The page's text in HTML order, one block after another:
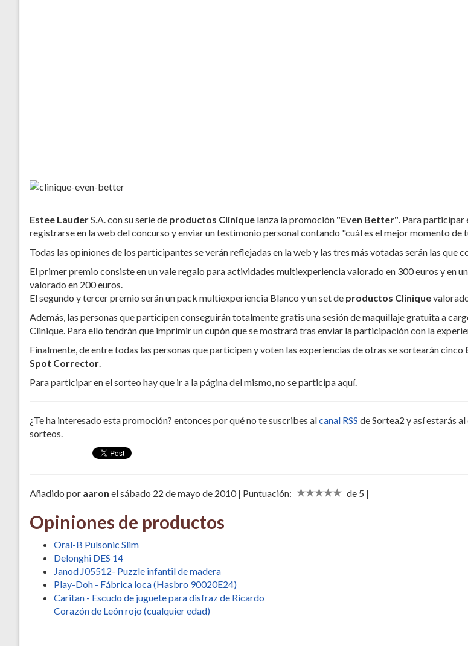
Estee LauderS.A. con su serie de productos Clinique lanza la promoción "Even Better". Para participar
registrarse en la web del concurso y enviar un testimonio personal contando "cuál es el mejor momento de
Todas las opiniones de los participantes se verán reflejadas en la web y las tres más votadas serán las que
El primer premio consiste en un vale regalo para actividades multiexperiencia valorado en 300 euros y en
valorado en 200 euros.
El segundo y tercer premio serán un pack multiexperiencia Blanco y un set de productos Clinique
Además, las personas que participen conseguirán totalmente gratis una sesión de maquillaje gratuita a
Clinique. Para ello tendrán que imprimir un cupón que se mostrará tras enviar la participación con la
Finalmente, de entre todas las personas que participen y voten las experiencias de otras se sortearán cinco
Spot Corrector.
Para participar en el sorteo hay que ir a la página del mismo, no se participa aquí.
¿Te ha interesado esta promoción? entonces por qué no te suscribes alcanal RSS de Sortea2 y así estarás
sorteos.
Añadido por aaron el sábado 22 de mayo de 2010 | Puntuación: de 5 |
Opiniones de productos
Oral-B Pulsonic Slim
Delonghi DES 14
Janod J05512- Puzzle infantil de madera
Play-Doh - Fábrica loca (Hasbro 90020E24)
Caritan - Escudo de juguete para disfraz de Ricardo
Corazón de León rojo (cualquier edad)